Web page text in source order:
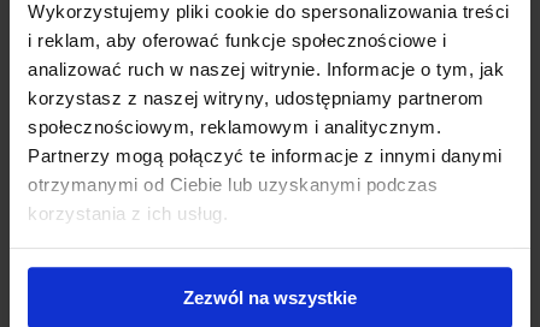
Wykorzystujemy pliki cookie do spersonalizowania treści
i reklam, aby oferować funkcje społecznościowe i
analizować ruch w naszej witrynie. Informacje o tym, jak
korzystasz z naszej witryny, udostępniamy partnerom
społecznościowym, reklamowym i analitycznym.
Partnerzy mogą połączyć te informacje z innymi danymi
otrzymanymi od Ciebie lub uzyskanymi podczas
korzystania z ich usług.
Zezwól na wszystkie
Maska do resuscytacji Ambu Res-Cue Mask
Produkt chwilowo niedostępny